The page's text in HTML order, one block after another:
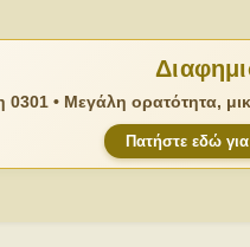
0301 • Μεγάλη ορατότητα,
Πατήστε εδώ